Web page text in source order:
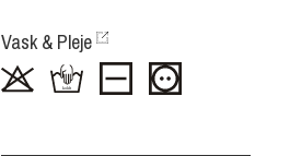
Vask & Pleje